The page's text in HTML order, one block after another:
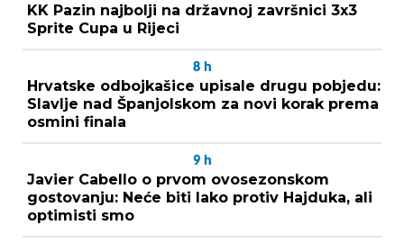
KK Pazin najbolji na državnoj završnici 3x3
Sprite Cupa u Rijeci
8 h
Hrvatske odbojkašice upisale drugu pobjedu:
Slavlje nad Španjolskom za novi korak prema
osmini finala
9 h
Javier Cabello o prvom ovosezonskom
gostovanju: Neće biti lako protiv Hajduka, ali
optimisti smo